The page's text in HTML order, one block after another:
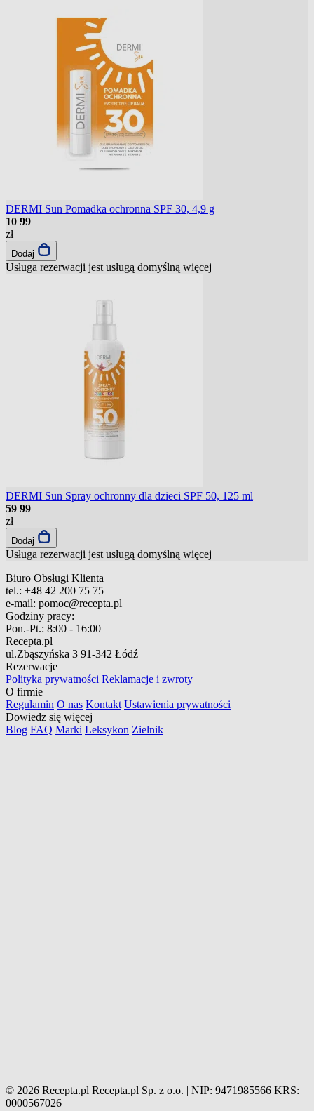
DERMI Sun Pomadka ochronna SPF 30, 4,9 g
10 99
zł
Dodaj
Usługa rezerwacji jest usługą domyślną więcej
DERMI Sun Spray ochronny dla dzieci SPF 50, 125 ml
59 99
zł
Dodaj
Usługa rezerwacji jest usługą domyślną więcej
Biuro Obsługi Klienta
tel.: +48 42 200 75 75
e-mail: pomoc@recepta.pl
Godziny pracy:
Pon.-Pt.: 8:00 - 16:00
Recepta.pl
ul.Zbąszyńska 3 91-342 Łódź
Rezerwacje
Polityka prywatności Reklamacje i zwroty
O firmie
Regulamin O nas Kontakt Ustawienia prywatności
Dowiedz się więcej
Blog FAQ Marki Leksykon Zielnik
© 2026 Recepta.pl Recepta.pl Sp. z o.o. | NIP: 9471985566 KRS:
0000567026